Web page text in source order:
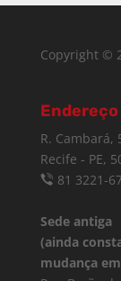
Copyright ©
Endereço
R. Cambará,
Recife - PE,
81 3221-
Sede antiga
(ainda
mudança